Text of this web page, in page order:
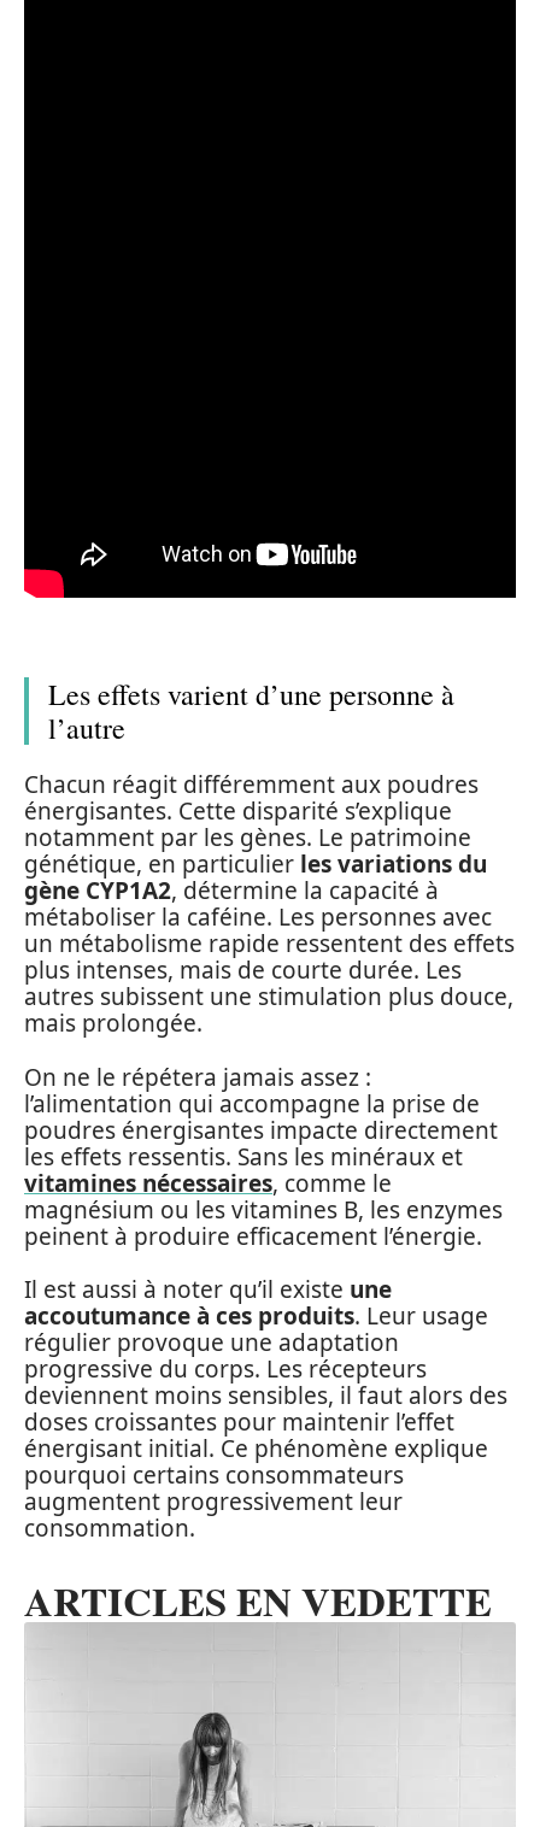
Les effets varient d’une personne à
l’autre
Chacun réagit différemment aux poudres
énergisantes. Cette disparité s’explique
notamment par les gènes. Le patrimoine
génétique, en particulier les variations du
gène CYP1A2, détermine la capacité à
métaboliser la caféine. Les personnes avec
un métabolisme rapide ressentent des effets
plus intenses, mais de courte durée. Les
autres subissent une stimulation plus douce,
mais prolongée.
On ne le répétera jamais assez :
l’alimentation qui accompagne la prise de
poudres énergisantes impacte directement
les effets ressentis. Sans les minéraux et
vitamines nécessaires, comme le
magnésium ou les vitamines B, les enzymes
peinent à produire efficacement l’énergie.
Il est aussi à noter qu’il existe une
accoutumance à ces produits. Leur usage
régulier provoque une adaptation
progressive du corps. Les récepteurs
deviennent moins sensibles, il faut alors des
doses croissantes pour maintenir l’effet
énergisant initial. Ce phénomène explique
pourquoi certains consommateurs
augmentent progressivement leur
consommation.
ARTICLES EN VEDETTE